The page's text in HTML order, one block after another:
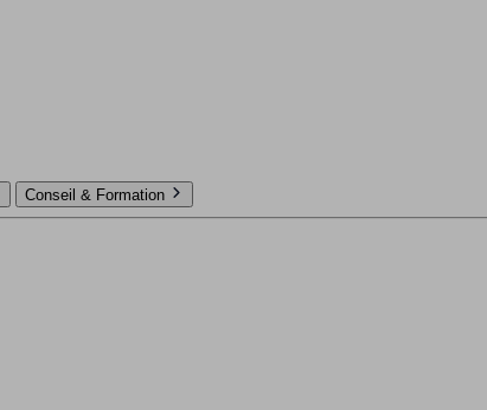
Conseil & Formation